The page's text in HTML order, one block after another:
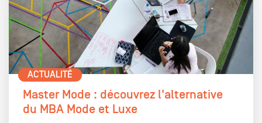
ACTUALITÉ
Master Mode : découvrez l'alternative
du MBA Mode et Luxe